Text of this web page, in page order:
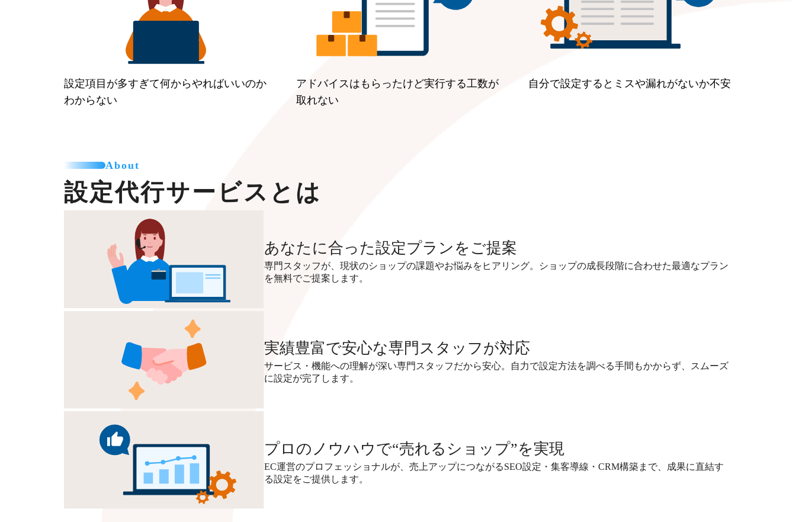
設定項目が多すぎて何からやればいいのか
わからない
アドバイスはもらったけど実行する工数が
取れない
自分で設定するとミスや漏れがないか不安
About
設定代行サービスとは
あなたに合った設定プランをご提案
専門スタッフが、現状のショップの課題やお悩みをヒアリング。ショップの成長段階に合わせた最適なプラン
を無料でご提案します。
実績豊富で安心な専門スタッフが対応
サービス・機能への理解が深い専門スタッフだから安心。自力で設定方法を調べる手間もかからず、スムーズ
に設定が完了します。
プロのノウハウで“売れるショップ”を実現
EC運営のプロフェッショナルが、売上アップにつながるSEO設定・集客導線・CRM構築まで、成果に直結す
る設定をご提供します。